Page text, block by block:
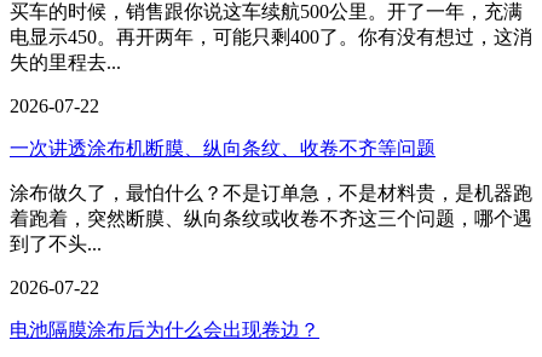
买车的时候，销售跟你说这车续航500公里。开了一年，充满
电显示450。再开两年，可能只剩400了。你有没有想过，这消
失的里程去...
2026-07-22
一次讲透涂布机断膜、纵向条纹、收卷不齐等问题
涂布做久了，最怕什么？不是订单急，不是材料贵，是机器跑
着跑着，突然断膜、纵向条纹或收卷不齐这三个问题，哪个遇
到了不头...
2026-07-22
电池隔膜涂布后为什么会出现卷边？